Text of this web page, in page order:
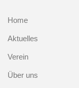
Home
Aktuelles
Verein
Über uns